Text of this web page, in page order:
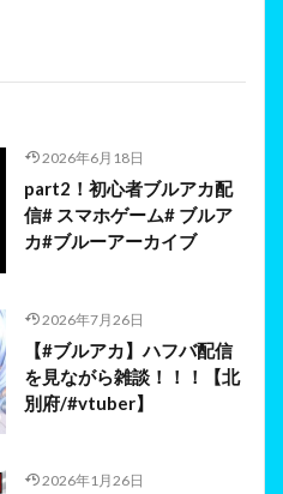
2026年6月18日
part2！初心者ブルアカ配
信# スマホゲーム# ブルア
カ#ブルーアーカイブ
2026年7月26日
【#ブルアカ】ハフバ配信
を見ながら雑談！！！【北
別府/#vtuber】
2026年1月26日